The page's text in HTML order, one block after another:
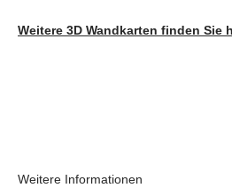
Weitere 3D Wandkarten finden Sie
Weitere Informationen